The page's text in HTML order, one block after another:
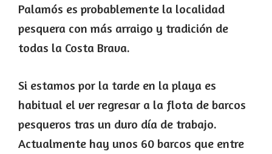
Palamós es probablemente la localidad
pesquera con más arraigo y tradición de
todas la Costa Brava.
Si estamos por la tarde en la playa es
habitual el ver regresar a la flota de barcos
pesqueros tras un duro día de trabajo.
Actualmente hay unos 60 barcos que entre